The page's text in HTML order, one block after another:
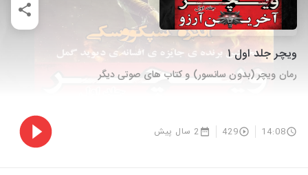
ویچر جلد اول ۱
رمان ویچر (بدون سانسور) و کتاب های صوتی دیگر
14:08
429 2 سال پیش